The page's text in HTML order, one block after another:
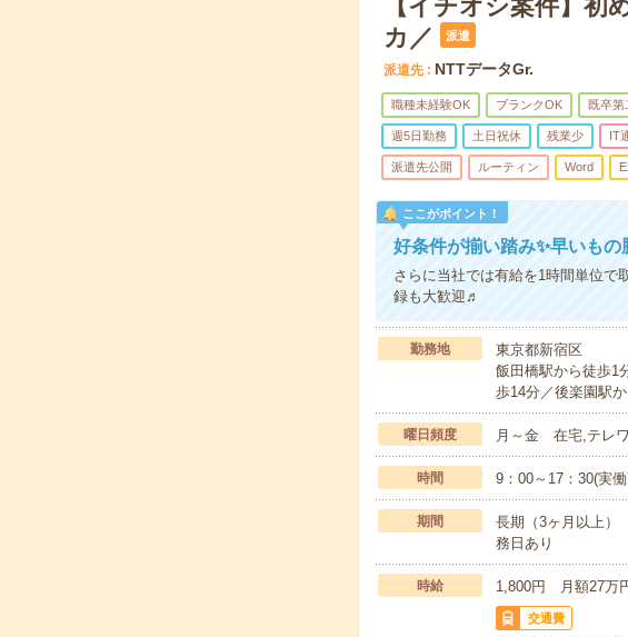
【イチオシ案件】
カ／
派遣
派遣先 NTTデータGr.
職種未経験OK ブランクOK 既卒第
週5日勤務 土日祝休 残業少 IT
派遣先公開 ルーティン Word
ここがポイント！
好条件が揃い踏み✨早いもの
さらに当社では有給を1時間単位で
録も大歓迎♬
勤務地
東京都新宿区
飯田橋駅から徒歩1
歩14分／後楽園駅
曜日頻度 月～金 在宅,テレ
時間 9：00～17：30(実
期間
長期（3ヶ月以上）
務日あり
時給 1,800円 月額27万
交通費